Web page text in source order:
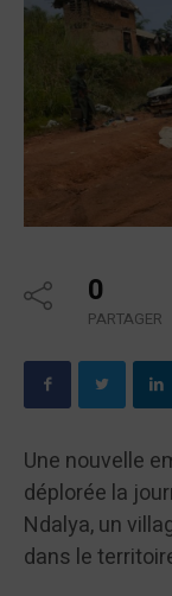
0
PARTAGER
Une nouvelle
déplorée la
Ndalya, un
dans le